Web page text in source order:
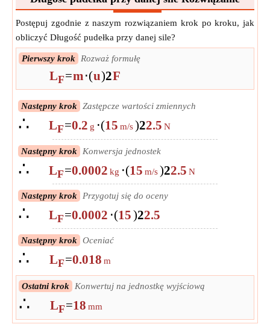
Postępuj zgodnie z naszym rozwiązaniem krok po kroku, jak
obliczyć Długość pudełka przy danej sile?
Pierwszy krok Rozważ formułę
LF=m⋅(u)2F
Następny krok Zastępcze wartości zmiennych
∴ LF=0.2 g ⋅(15 m/s)22.5 N
Następny krok Konwersja jednostek
∴ LF=0.0002 kg ⋅(15 m/s)22.5 N
Następny krok Przygotuj się do oceny
∴ LF=0.0002 ⋅(15)22.5
Następny krok Oceniać
∴ LF=0.018 m
Ostatni krok Konwertuj na jednostkę wyjściową
∴ LF=18 mm